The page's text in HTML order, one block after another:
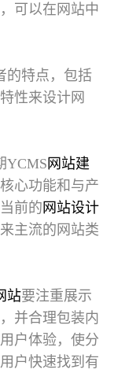
可以在网站中
的特点，包括
性来设计网
YCMS 网站建
心功能和与产
前的 网站设计
主流的网站类
站要注重展示
并合理包装内
户体验，使分
户快速找到有